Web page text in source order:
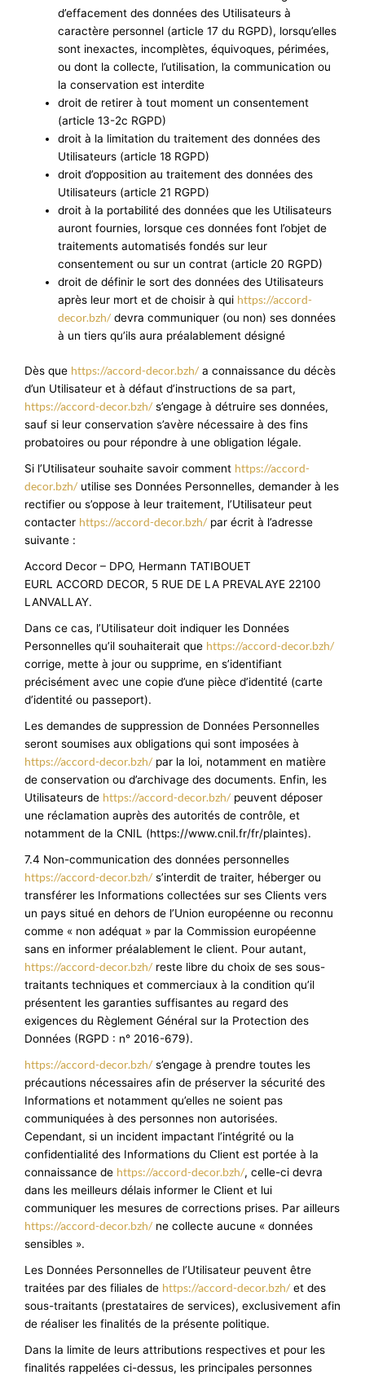
d’effacement des données des Utilisateurs à
caractère personnel (article 17 du RGPD), lorsqu’elles
sont inexactes, incomplètes, équivoques, périmées,
ou dont la collecte, l’utilisation, la communication ou
la conservation est interdite
droit de retirer à tout moment un consentement
(article 13-2c RGPD)
droit à la limitation du traitement des données des
Utilisateurs (article 18 RGPD)
droit d’opposition au traitement des données des
Utilisateurs (article 21 RGPD)
droit à la portabilité des données que les Utilisateurs
auront fournies, lorsque ces données font l’objet de
traitements automatisés fondés sur leur
consentement ou sur un contrat (article 20 RGPD)
droit de définir le sort des données des Utilisateurs
après leur mort et de choisir à qui https://accord-
decor.bzh/ devra communiquer (ou non) ses données
à un tiers qu’ils aura préalablement désigné
Dès que https://accord-decor.bzh/ a connaissance du décès
d’un Utilisateur et à défaut d’instructions de sa part,
https://accord-decor.bzh/ s’engage à détruire ses données,
sauf si leur conservation s’avère nécessaire à des fins
probatoires ou pour répondre à une obligation légale.
Si l’Utilisateur souhaite savoir comment https://accord-
decor.bzh/ utilise ses Données Personnelles, demander à les
rectifier ou s’oppose à leur traitement, l’Utilisateur peut
contacter https://accord-decor.bzh/ par écrit à l’adresse
suivante :
Accord Decor – DPO, Hermann TATIBOUET
EURL ACCORD DECOR, 5 RUE DE LA PREVALAYE 22100
LANVALLAY.
Dans ce cas, l’Utilisateur doit indiquer les Données
Personnelles qu’il souhaiterait que https://accord-decor.bzh/
corrige, mette à jour ou supprime, en s’identifiant
précisément avec une copie d’une pièce d’identité (carte
d’identité ou passeport).
Les demandes de suppression de Données Personnelles
seront soumises aux obligations qui sont imposées à
https://accord-decor.bzh/ par la loi, notamment en matière
de conservation ou d’archivage des documents. Enfin, les
Utilisateurs de https://accord-decor.bzh/ peuvent déposer
une réclamation auprès des autorités de contrôle, et
notamment de la CNIL (https://www.cnil.fr/fr/plaintes).
7.4 Non-communication des données personnelles
https://accord-decor.bzh/ s’interdit de traiter, héberger ou
transférer les Informations collectées sur ses Clients vers
un pays situé en dehors de l’Union européenne ou reconnu
comme « non adéquat » par la Commission européenne
sans en informer préalablement le client. Pour autant,
https://accord-decor.bzh/ reste libre du choix de ses sous-
traitants techniques et commerciaux à la condition qu’il
présentent les garanties suffisantes au regard des
exigences du Règlement Général sur la Protection des
Données (RGPD : n° 2016-679).
https://accord-decor.bzh/ s’engage à prendre toutes les
précautions nécessaires afin de préserver la sécurité des
Informations et notamment qu’elles ne soient pas
communiquées à des personnes non autorisées.
Cependant, si un incident impactant l’intégrité ou la
confidentialité des Informations du Client est portée à la
connaissance de https://accord-decor.bzh/, celle-ci devra
dans les meilleurs délais informer le Client et lui
communiquer les mesures de corrections prises. Par ailleurs
https://accord-decor.bzh/ ne collecte aucune « données
sensibles ».
Les Données Personnelles de l’Utilisateur peuvent être
traitées par des filiales de https://accord-decor.bzh/ et des
sous-traitants (prestataires de services), exclusivement afin
de réaliser les finalités de la présente politique.
Dans la limite de leurs attributions respectives et pour les
finalités rappelées ci-dessus, les principales personnes